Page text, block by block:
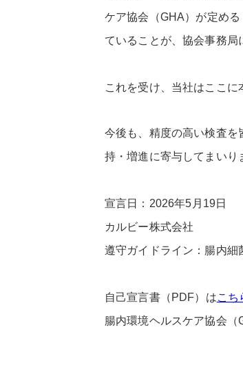
ケア協会（GHA）が定め
ていることが、協会事務局
これを受け、当社はここに
今後も、精度の高い検査を
持・増進に寄与してまいり
宣言日：2026年5月19日
カルビー株式会社
遵守ガイドライン：腸内細
自己宣言書（PDF）はこち
腸内環境ヘルスケア協会（